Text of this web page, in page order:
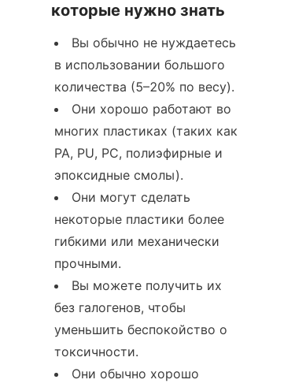
которые нужно знать
Вы обычно не нуждаетесь
в использовании большого
количества (5–20% по весу).
Они хорошо работают во
многих пластиках (таких как
PA, PU, PC, полиэфирные и
эпоксидные смолы).
Они могут сделать
некоторые пластики более
гибкими или механически
прочными.
Вы можете получить их
без галогенов, чтобы
уменьшить беспокойство о
токсичности.
Они обычно хорошо